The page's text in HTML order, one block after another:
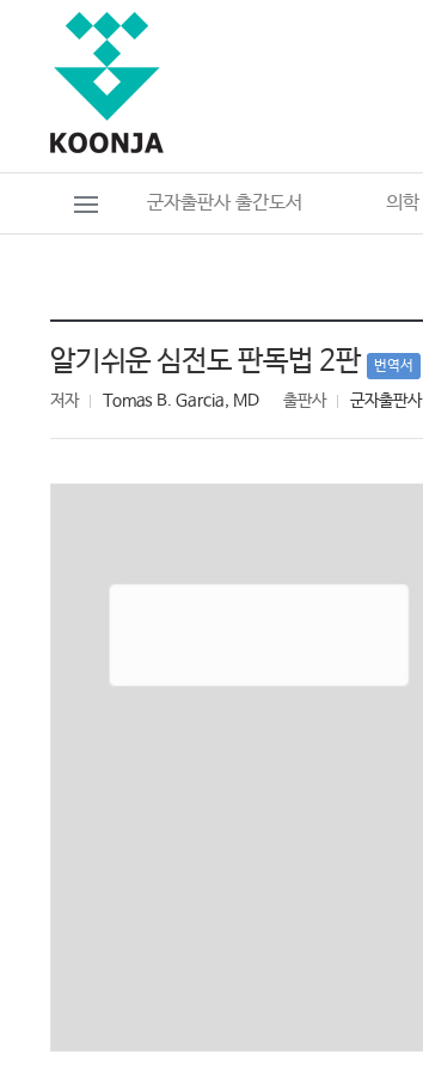
군자출판사 출간도서 의학
알기쉬운 심전도 판독법 2판 번역서
저자 Tomas B. Garcia, MD 출판사 군자출판사